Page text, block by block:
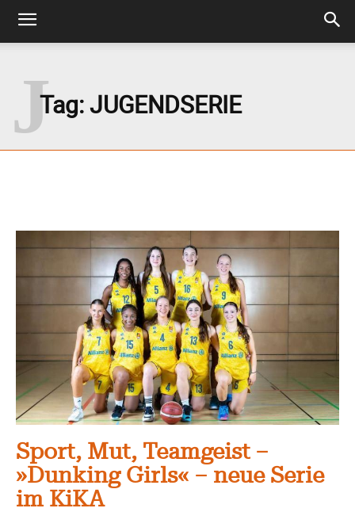
Tag:JUGENDSERIE
J
Sport, Mut, Teamgeist –
»Dunking Girls« – neue Serie
im KiKA